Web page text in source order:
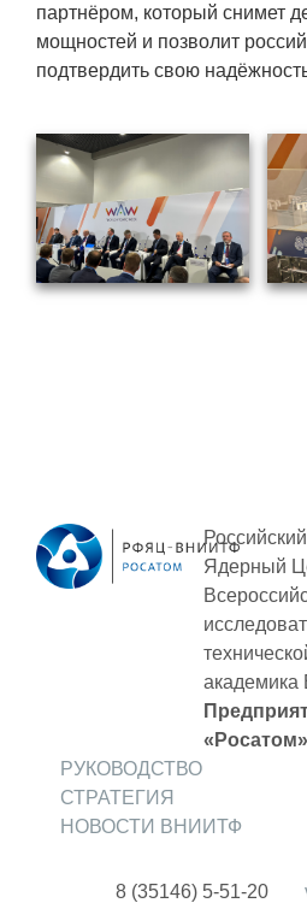
Услуги
Прочая продукция
СОЦИАЛЬНАЯ
Охрана окружающей
Программы по
Высокая социальная
ВНИИТФ
Территория здоровья
ПРЕСС-ЦЕНТР
Новости ВНИИТФ
Новости отрасли
Книги
партнёром, который снимет
мощностей и позволит
подтвердить свою
Ядерный
академика
«Росатом»
РУКОВОДСТВО
СТРАТЕГИЯ
НОВОСТИ ВНИИТФ
8 (35146) 5-51-20